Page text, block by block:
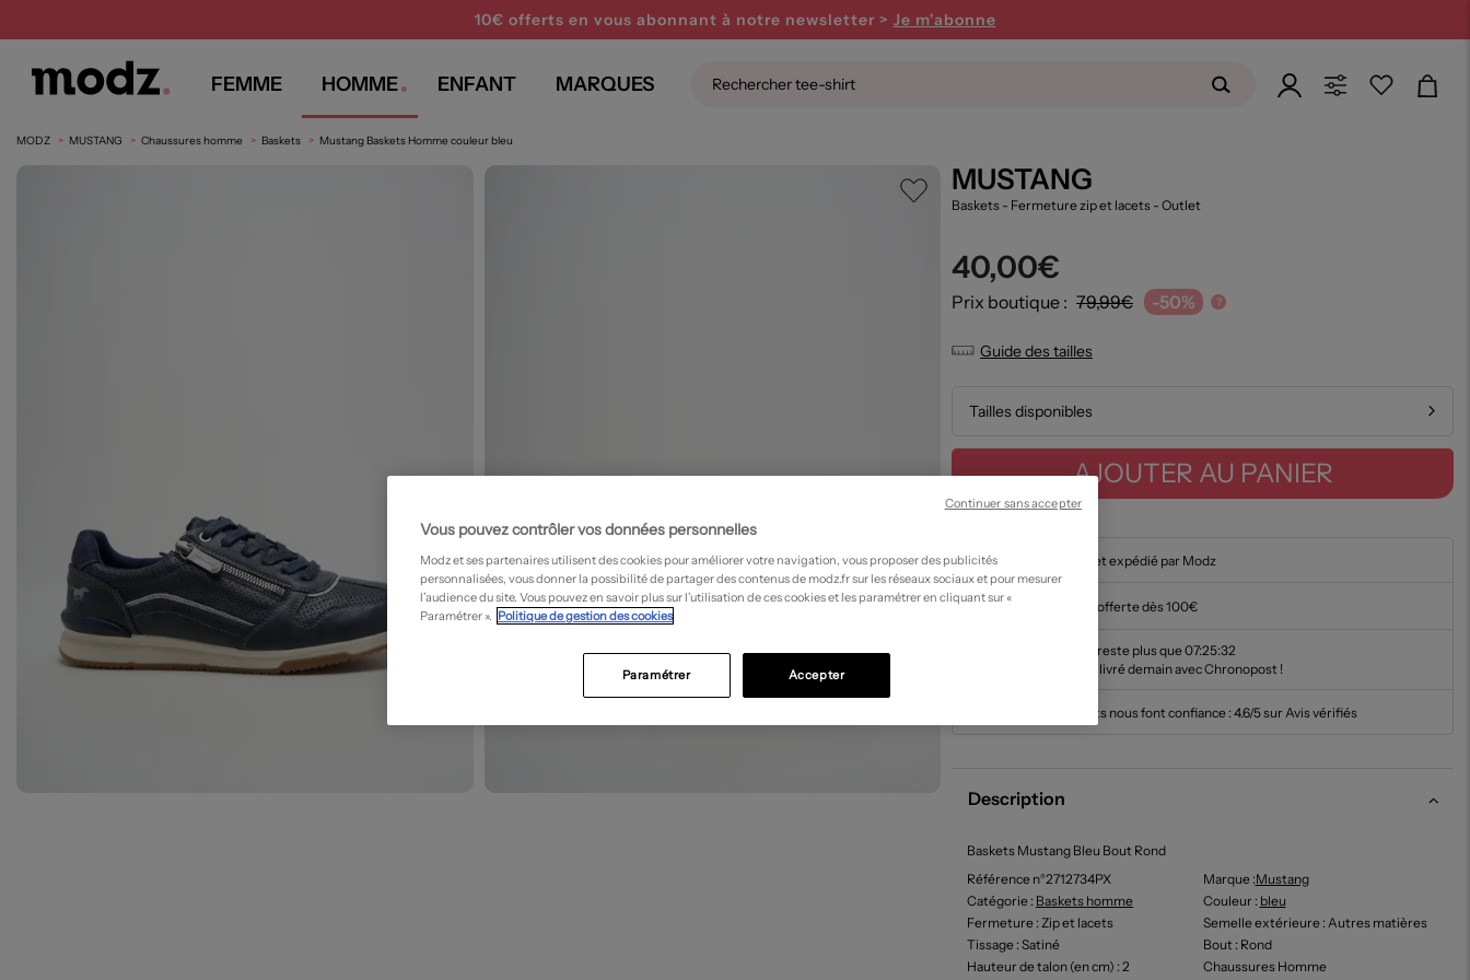
10€ offerts en vous abonnant à notre newsletter > Je m'abonne
FEMME HOMME ENFANT MARQUES
MODZ MUSTANG Chaussures homme Baskets Mustang Baskets Homme couleur bleu
MUSTANG
Baskets - Fermeture zip et lacets - Outlet
40,00€
Prix boutique : 79,99€ -50% ?
Guide des tailles
Tailles disponibles
AJOUTER AU PANIER
En stock et expédié par Modz
Livraison offerte dès 100€
Il ne vous reste plus que07:25:31
pour être livré demain avec Chronopost !
Nos clients nous font confiance : 4.6/5 sur Avis vérifiés
Description
Baskets Mustang Bleu Bout Rond
Référence n°2712734PX
Marque :Mustang
Catégorie : Baskets homme Couleur : bleu
Fermeture : Zip et lacets Semelle extérieure: Autres matières
Tissage : Satiné Bout: Rond
Hauteur de talon (en cm) : 2
Chaussures Homme
Vous pouvez contrôler vos données personnelles
Modz et ses partenaires utilisent des cookies pour améliorer votre navigation, vous proposer des publicités
personnalisées, vous donner la possibilité de partager des contenus de modz.fr sur les réseaux sociaux et pour mesurer
l’audience du site. Vous pouvez en savoir plus sur l’utilisation de ces cookies et les paramétrer en cliquant sur «
Paramétrer ». Politique de gestion des cookies
Accepter
Paramétrer
Continuer sans accepter